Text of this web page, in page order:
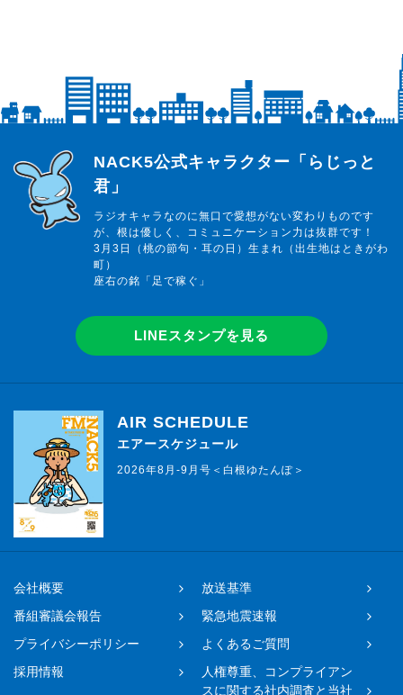
らじっと君
NACK5公式キャラクター「らじっと
君」
ラジオキャラなのに無口で愛想がない変わりものです
が、根は優しく、コミュニケーション力は抜群です！
3月3日（桃の節句・耳の日）生まれ（出生地はときがわ
町）
座右の銘「足で稼ぐ」
LINEスタンプを見る
AIR SCHEDULE
エアースケジュール
2026年8月-9月号＜白根ゆたんぽ＞
会社概要
放送基準
番組審議会報告
緊急地震速報
プライバシーポリシー
よくあるご質問
採用情報
人権尊重、コンプライアン
スに関する社内調査と当社